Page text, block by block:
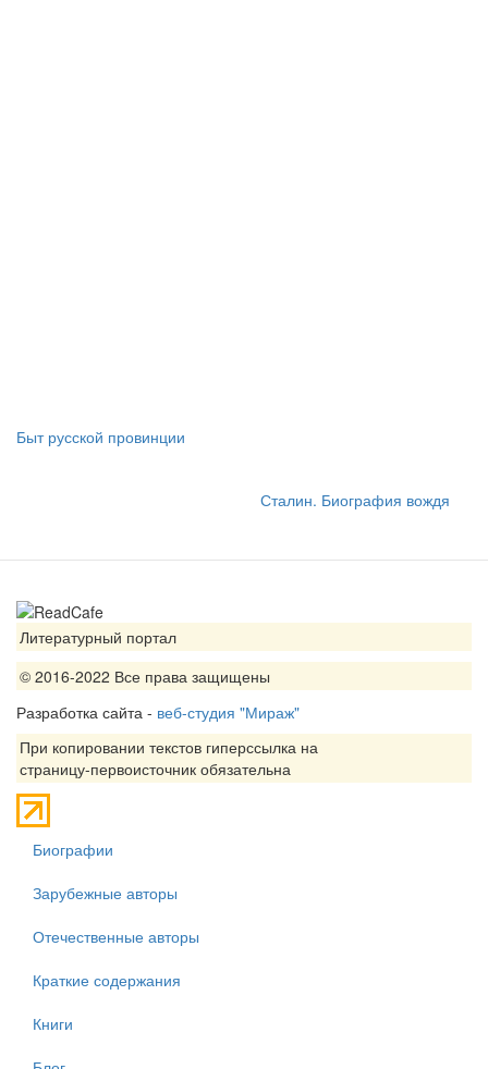
Быт русской провинции
Сталин. Биография вождя
Литературный портал
© 2016-2022 Все права защищены
Разработка сайта - веб-студия "Мираж"
При копировании текстов гиперссылка на
страницу-первоисточник обязательна
Биографии
Зарубежные авторы
Отечественные авторы
Краткие содержания
Книги